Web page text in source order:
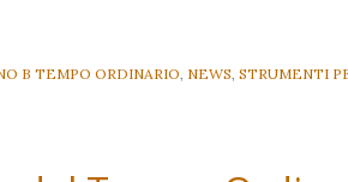
B TEMPO ORDINARIO NEWS STRUMENTI